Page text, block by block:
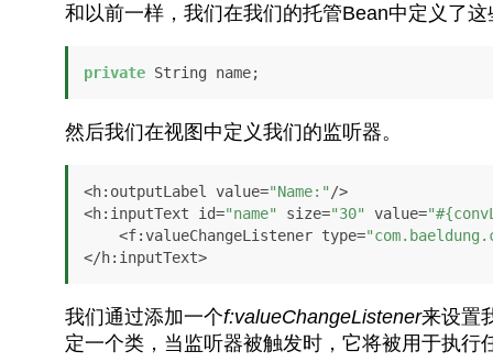
和以前一样，我们在我们的托管Bean中定义了这
private String name;
然后我们在视图中定义我们的监听器。
<h:outputLabel value="Name:" />
<h:inputText id="name" size="30" value=
    <f:valueChangeListener type=
</h:inputText>
我们通过添加一个f:valueChangeListener来设置
定一个类，当监听器被触发时，它将被用于执行